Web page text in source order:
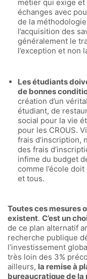
métier qui exige
échanges avec
de la
l’acquisition des
généralement le
l’exception et non
Les étudiants
de bonnes
création d’un
étudiant, de
social pour la vie
pour les CROUS.
frais d’inscription,
des frais
infime du budget
comme l’école
et tous.
Toutes ces mesures
existent. C’est un
de ce plan alternatif
recherche publique
l’investissement
très loin des 3%
ailleurs, la remise à
bureaucratique de la